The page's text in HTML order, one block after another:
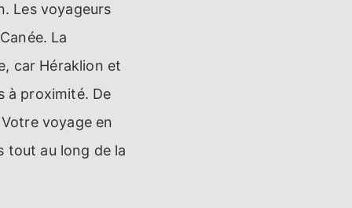
Les voyageurs
La
car Héraklion et
à proximité. De
voyage en
tout au long de la